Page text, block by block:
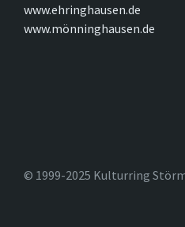
www.ehringhausen.de
www.mönninghausen.de
© 1999-2025 Kulturring